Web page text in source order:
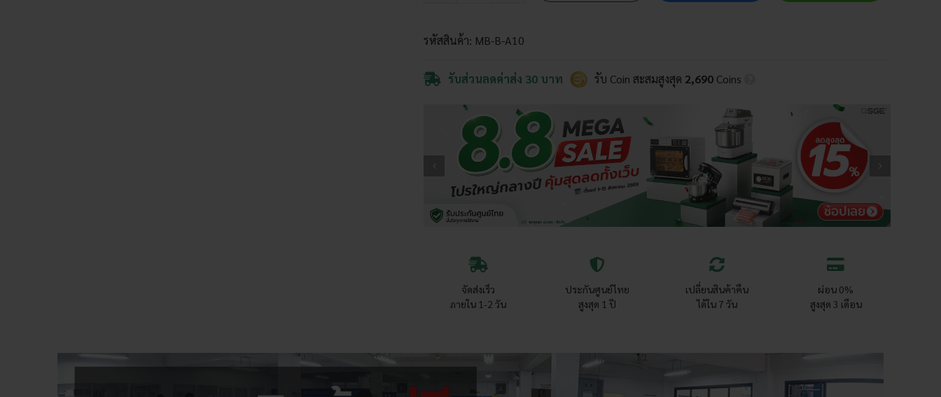
ลูก
เครื่อง
ชิ้น
รหัสสินค้า: MB-B-A10
รับส่วนลดค่าส่ง 30 บาท รับ Coin สะสมสูงสุด 2,690 Coins
จัดส่งเร็ว
ภายใน 1-2 วัน
ประกันศูนย์ไทย
สูงสุด 1 ปี
เปลี่ยนสินค้าคืน
ได้ใน 7 วัน
ผ่อน 0%
สูงสุด 3 เดือน